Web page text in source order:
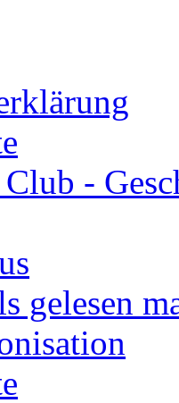
-
gelesen